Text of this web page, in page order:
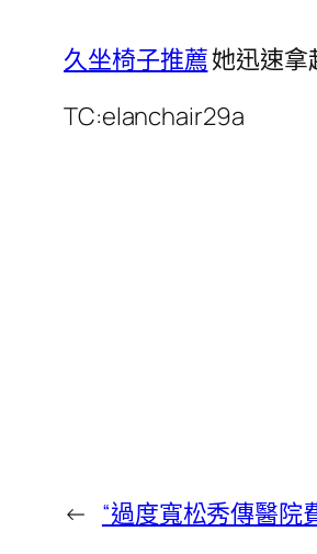
久坐椅子推薦她迅速拿
TC:elanchair29a
← “過度寬松秀傳醫院